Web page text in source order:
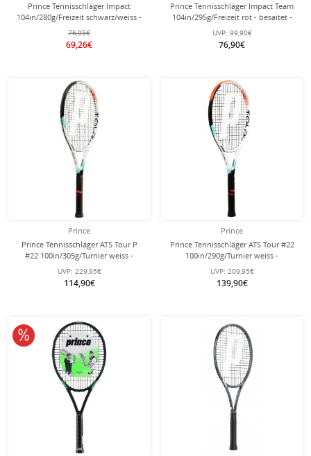
Prince Tennisschläger Impact
104in/280g/Freizeit schwarz/weiss -
besaitet -
76,95€
69,26€
Prince Tennisschläger Impact Team
104in/295g/Freizeit rot - besaitet -
UVP: 99,90€
76,90€
Prince
Prince Tennisschläger ATS Tour P
#22 100in/305g/Turnier weiss -
unbesaitet -
UVP: 229,95€
114,90€
Prince
Prince Tennisschläger ATS Tour #22
100in/290g/Turnier weiss -
unbesaitet -
UVP: 209,95€
139,90€
10% reduziert